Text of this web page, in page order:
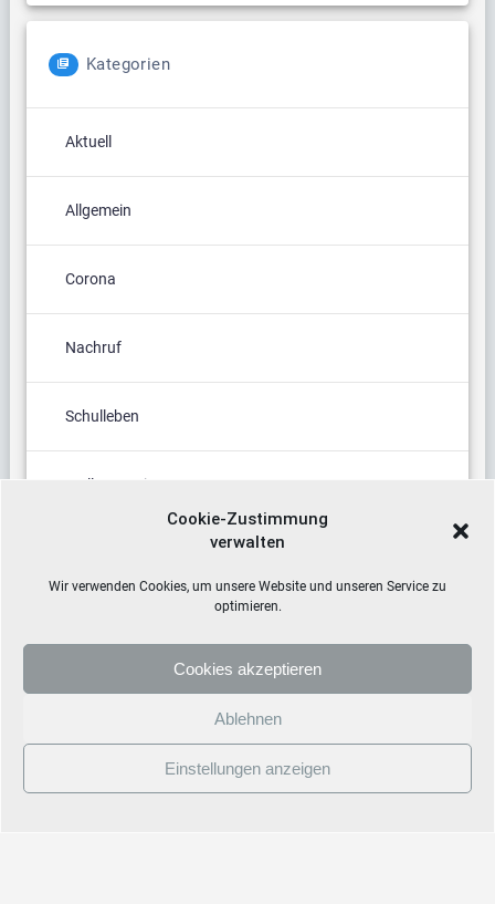
Cookie-Zustimmung
verwalten
Wir verwenden Cookies, um unsere Website und unseren Service zu
optimieren.
Cookies akzeptieren
Ablehnen
Einstellungen anzeigen
Kategorien
Aktuell
Allgemein
Corona
Nachruf
Schulleben
Stellenanzeige